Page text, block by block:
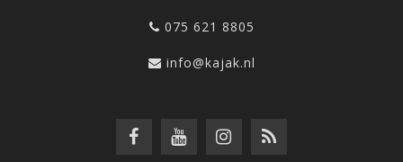
075 621 8805
info@kajak.nl